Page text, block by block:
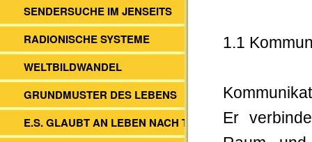
SENDERSUCHE IM JENSEITS
RADIONISCHE SYSTEME
WELTBILDWANDEL
GRUNDMUSTER DES LEBENS
E.S. GLAUBT AN LEBEN NACH TOD
1.1
Er